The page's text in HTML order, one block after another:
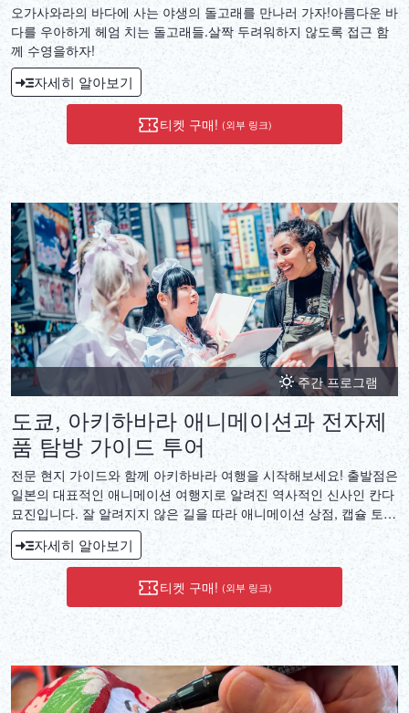
오가사와라의 바다에 사는 야생의 돌고래를 만나러 가자!아름다운 바
다를 우아하게 헤엄 치는 돌고래들.살짝 두려워하지 않도록 접근 함
께 수영을하자!
자세히 알아보기
티켓 구매! (외부 링크)
주간 프로그램
도쿄, 아키하바라 애니메이션과 전자제
품 탐방 가이드 투어
전문 현지 가이드와 함께 아키하바라 여행을 시작해보세요! 출발점은
일본의 대표적인 애니메이션 여행지로 알려진 역사적인 신사인 칸다
묘진입니다. 잘 알려지지 않은 길을 따라 애니메이션 상점, 캡슐 토이
가게, 게임 숍, 도매점, 전자제품 매장 등을 들르며 가이드가 마을의
풍부한 역사와 변화 과정을 소개해 드릴 것입니다.
자세히 알아보기
티켓 구매! (외부 링크)